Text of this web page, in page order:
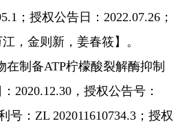
；授权公告日： 2022.07.26；
，金则新，姜春筱】。
在制备ATP柠檬酸裂解酶抑制
2020.12.30，授权公告号：
号： ZL 202011610734.3；授权